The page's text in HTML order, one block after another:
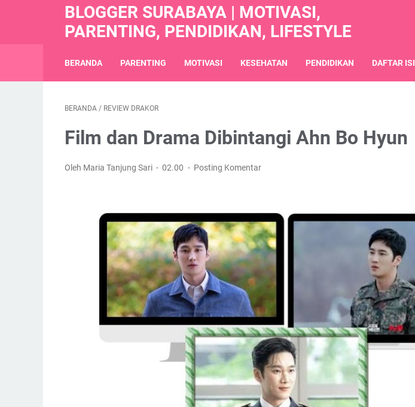
BLOGGER SURABAYA | MOTIVASI,
PARENTING, PENDIDIKAN, LIFESTYLE
BERANDA PARENTING MOTIVASI KESEHATAN PENDIDIKAN DAFTAR ISI
BERANDA / REVIEW DRAKOR
Film dan Drama Dibintangi Ahn Bo Hyun
Oleh Maria Tanjung Sari 02.00 Posting Komentar